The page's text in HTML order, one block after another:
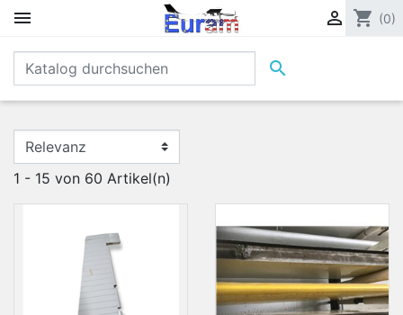
  shopping_cart (0)

1 - 15 von 60 Artikel(n)